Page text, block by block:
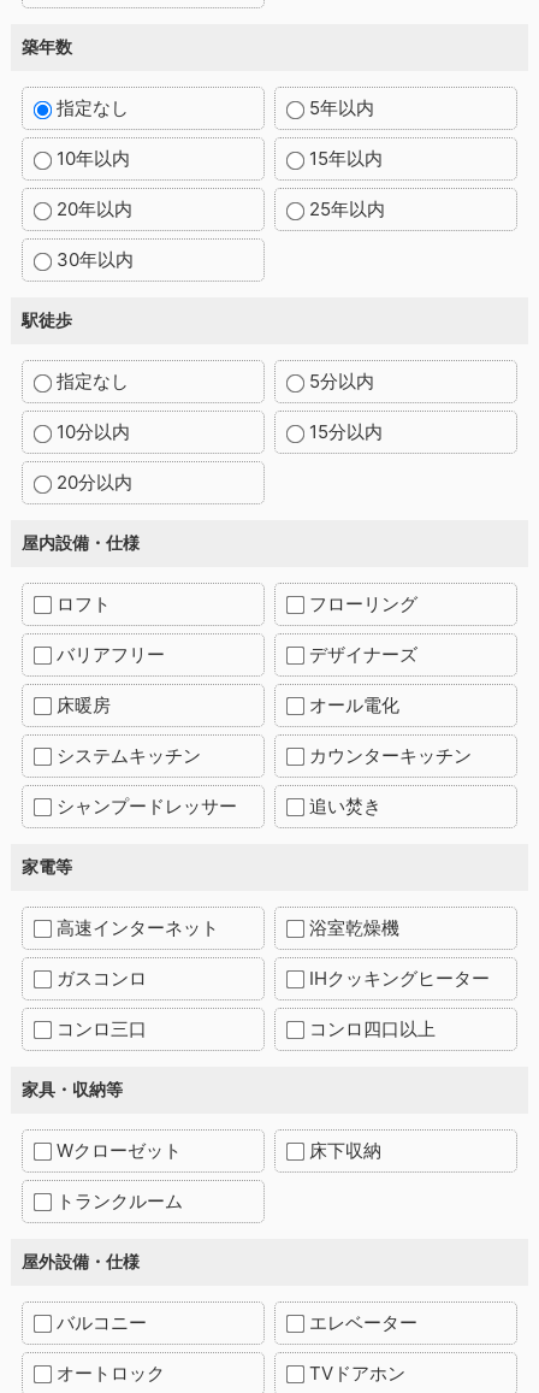
築年数
指定なし 5年以内
10年以内 15年以内
20年以内 25年以内
30年以内
駅徒歩
指定なし 5分以内
10分以内 15分以内
20分以内
屋内設備・仕様
ロフト フローリング
バリアフリー デザイナーズ
床暖房 オール電化
システムキッチン カウンターキッチン
シャンプードレッサー 追い焚き
家電等
高速インターネット 浴室乾燥機
ガスコンロ IHクッキングヒーター
コンロ三口 コンロ四口以上
家具・収納等
Wクローゼット 床下収納
トランクルーム
屋外設備・仕様
バルコニー エレベーター
オートロック TVドアホン